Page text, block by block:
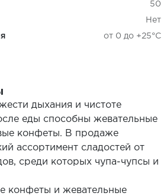
50
Нет
от 0 до +25°C
дыхания и чистоте
еды способны жевательные
конфеты. В продаже
ассортимент сладостей от
среди которых чупа-чупсы и
конфеты и жевательные